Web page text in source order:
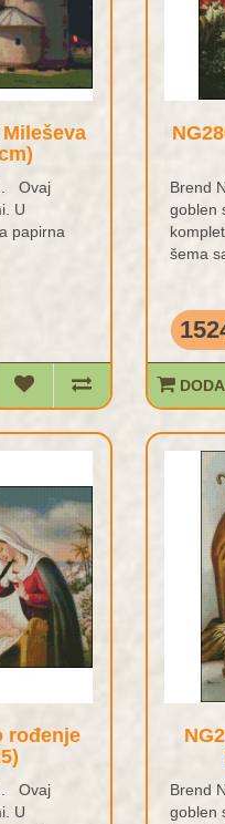
Ovaj
U
papirna
Brend
goblen
šema
rođenje
Ovaj
U
Brend
goblen